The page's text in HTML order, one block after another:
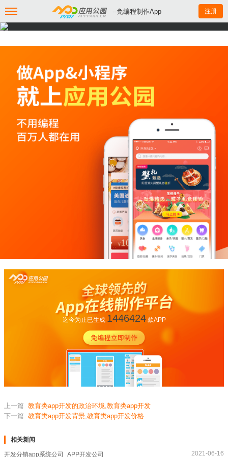
--免编程制作App 注册
迄今为止已生成 1446424款APP
上一篇 教育类app开发的政治环境,教育类app开发
下一篇 教育类app开发背景,教育类app开发价格
相关新闻
开发分销app系统公司_APP开发公司 2021-06-16